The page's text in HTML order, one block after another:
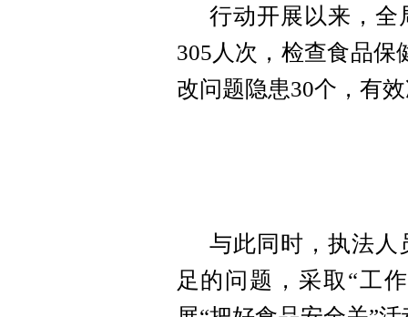
行动开展以来，全
305人次，检查食品保
改问题隐患30个，有
与此同时，执法人
足的问题，采取“工